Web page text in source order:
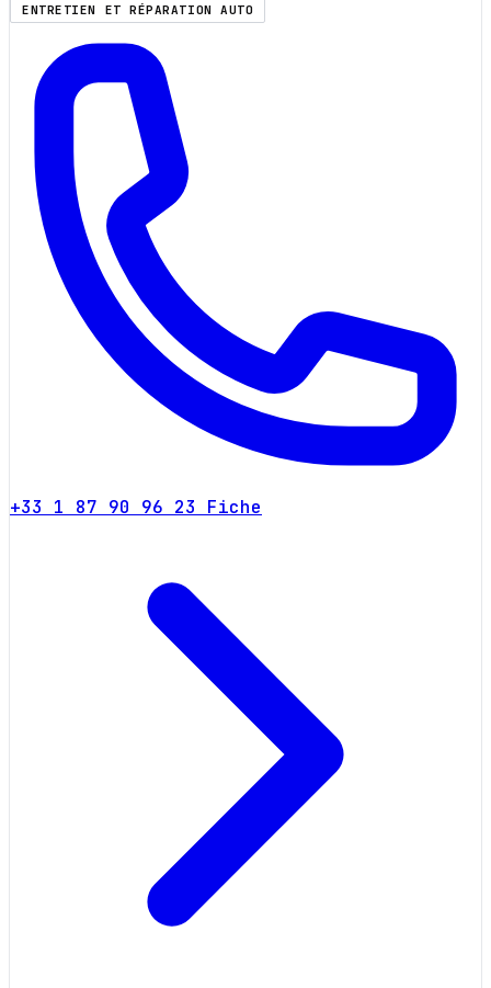
ENTRETIEN ET RÉPARATION AUTO
+33 1 87 90 96 23 Fiche